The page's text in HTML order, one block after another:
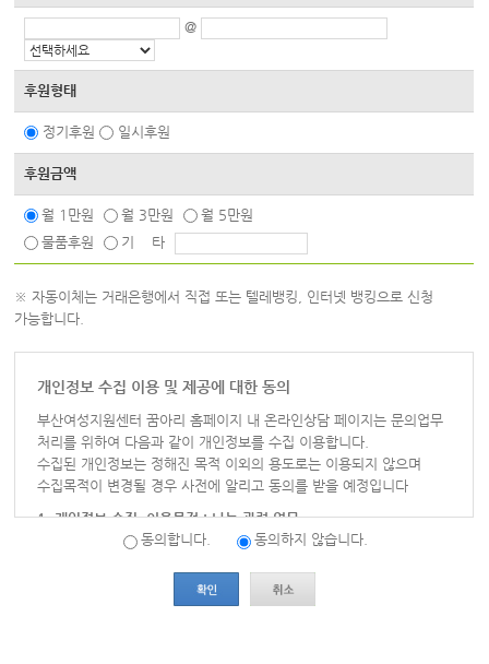
@
후원형태
정기후원 일시후원
후원금액
월 1만원 월 3만원
월 5만원
물품후원
기 타
※ 자동이체는 거래은행에서 직접 또는 텔레뱅킹, 인터넷 뱅킹으로 신청
가능합니다.
개인정보 수집 이용 및 제공에 대한 동의
부산여성지원센터 꿈아리 홈페이지 내 온라인상담 페이지는 문의업무
처리를 위하여 다음과 같이 개인정보를 수집 이용합니다.
수집된 개인정보는 정해진 목적 이외의 용도로는 이용되지 않으며
수집목적이 변경될 경우 사전에 알리고 동의를 받을 예정입니다
1. 개인정보 수집, 이용목적 : 나눔 관련 업무
가. 수집항목 : 꿈아리 홈페이지 내 나눔 페이지 작성 시 입력
동의합니다. 동의하지 않습니다.